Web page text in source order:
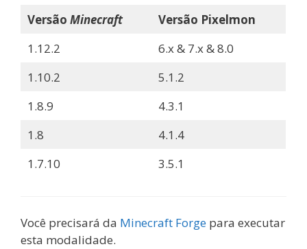
Versão Minecraft
Versão Pixelmon
1.12.2
6.x & 7.x & 8.0
1.10.2
5.1.2
1.8.9
4.3.1
1.8
4.1.4
1.7.10
3.5.1
Você precisará da Minecraft Forge para executar
esta modalidade.